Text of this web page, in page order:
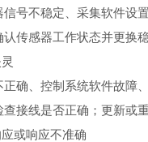
不稳定、采集软件设置
感器工作状态并更换稳
、控制系统软件故障、
线是否正确；更新或重
或响应不准确